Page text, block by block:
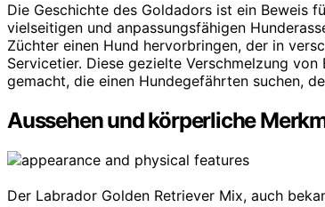
Die Geschichte des Goldadors ist ein Beweis
vielseitigen und anpassungsfähigen
Züchter einen Hund hervorbringen, der in
Servicetier. Diese gezielte Verschmelzung
gemacht, die einen Hundegefährten suchen,
Aussehen und körperliche
Der Labrador Golden Retriever Mix, auch